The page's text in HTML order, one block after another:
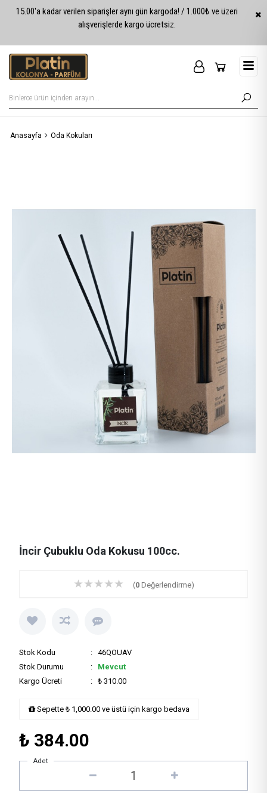
15.00'a kadar verilen siparişler aynı gün kargoda! / 1.000₺ ve üzeri
alışverişlerde kargo ücretsiz.
Anasayfa Oda Kokuları
İncir Çubuklu Oda Kokusu 100cc.
★★★★★ (0Değerlendirme)
Stok Kodu
: 46QOUAV
Stok Durumu
: Mevcut
Kargo Ücreti
: ₺ 310.00
Sepette ₺ 1,000.00 ve üstü için kargo bedava
₺ 384.00
Adet